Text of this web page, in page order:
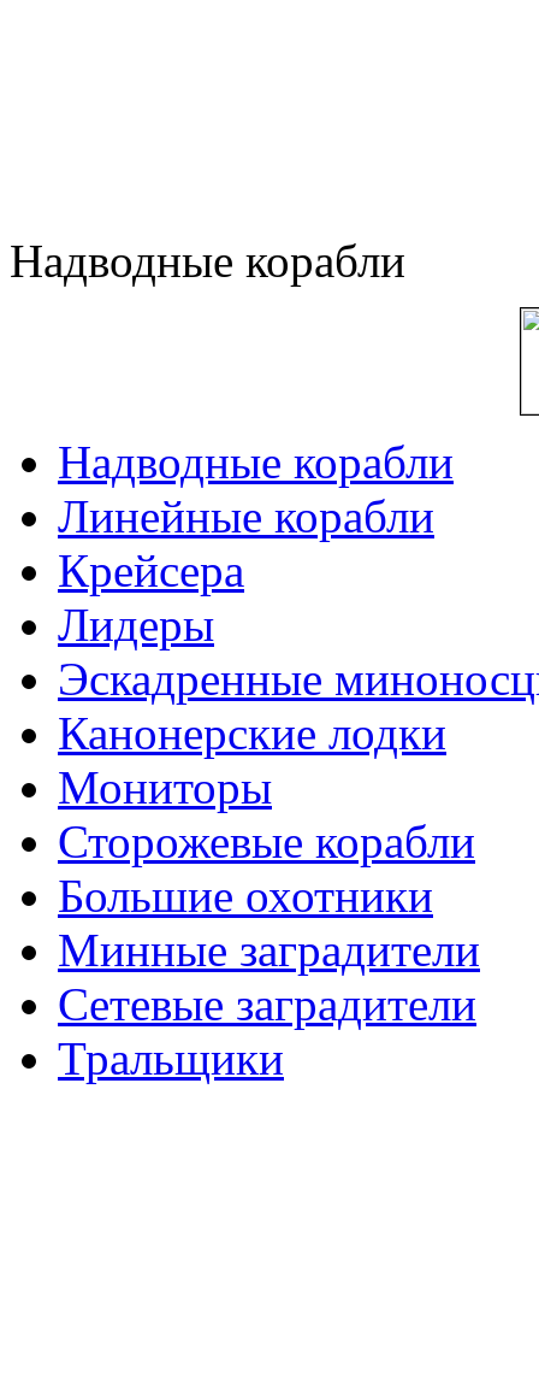
Надводные корабли
Надводные корабли
Линейные корабли
Крейсера
Лидеры
Эскадренные
Канонерские лодки
Мониторы
Сторожевые корабли
Большие охотники
Минные заградители
Сетевые заградители
Тральщики